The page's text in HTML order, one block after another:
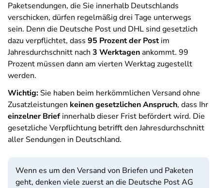
Paketsendungen, die Sie innerhalb Deutschlands
verschicken, dürfen regelmäßig drei Tage unterwegs
sein. Denn die Deutsche Post und DHL sind gesetzlich
dazu verpflichtet, dass 95 Prozent der Postim
Jahresdurchschnitt nach 3 Werktagenankommt. 99
Prozent müssen dann am vierten Werktag zugestellt
werden.
Wichtig: Sie haben beim herkömmlichen Versand ohne
Zusatzleistungen keinen gesetzlichen Anspruch, dass Ihr
einzelner Brief innerhalb dieser Frist befördert wird. Die
gesetzliche Verpflichtung betrifft den Jahresdurchschnitt
aller Sendungen in Deutschland.
Wenn es um den Versand von Briefen und Paketen
geht, denken viele zuerst an die Deutsche Post AG